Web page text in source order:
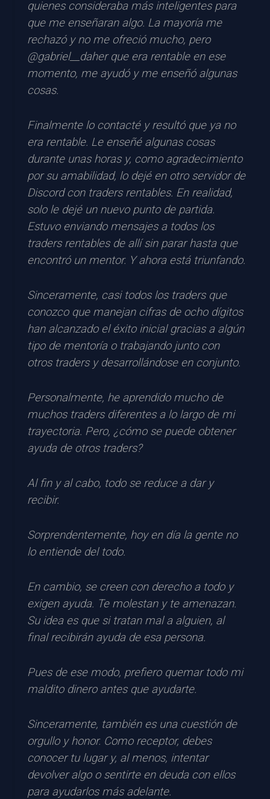
quienes consideraba más inteligentes para
que me enseñaran algo. La mayoría me
rechazó y no me ofreció mucho, pero
@gabriel__daher que era rentable en ese
momento, me ayudó y me enseñó algunas
cosas.
Finalmente lo contacté y resultó que ya no
era rentable. Le enseñé algunas cosas
durante unas horas y, como agradecimiento
por su amabilidad, lo dejé en otro servidor de
Discord con traders rentables. En realidad,
solo le dejé un nuevo punto de partida.
Estuvo enviando mensajes a todos los
traders rentables de allí sin parar hasta que
encontró un mentor. Y ahora está triunfando.
Sinceramente, casi todos los traders que
conozco que manejan cifras de ocho dígitos
han alcanzado el éxito inicial gracias a algún
tipo de mentoría o trabajando junto con
otros traders y desarrollándose en conjunto.
Personalmente, he aprendido mucho de
muchos traders diferentes a lo largo de mi
trayectoria. Pero, ¿cómo se puede obtener
ayuda de otros traders?
Al fin y al cabo, todo se reduce a dar y
recibir.
Sorprendentemente, hoy en día la gente no
lo entiende del todo.
En cambio, se creen con derecho a todo y
exigen ayuda. Te molestan y te amenazan.
Su idea es que si tratan mal a alguien, al
final recibirán ayuda de esa persona.
Pues de ese modo, prefiero quemar todo mi
maldito dinero antes que ayudarte.
Sinceramente, también es una cuestión de
orgullo y honor. Como receptor, debes
conocer tu lugar y, al menos, intentar
devolver algo o sentirte en deuda con ellos
para ayudarlos más adelante.